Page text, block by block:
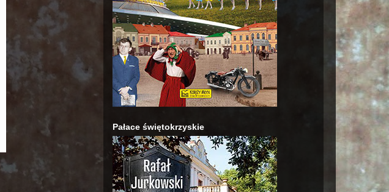
Pałace świętokrzyskie